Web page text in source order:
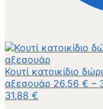
Κουτί κατοικίδιο
αξεσουάρ 26,56 € –
31,88 €